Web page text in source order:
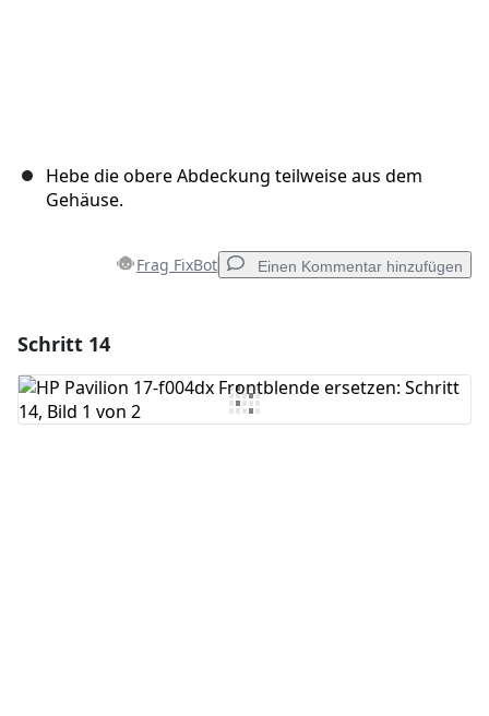
Hebe die obere Abdeckung teilweise aus dem
Gehäuse.
Frag FixBot Einen Kommentar hinzufügen
Kommentar hinzufügen
Schritt 14